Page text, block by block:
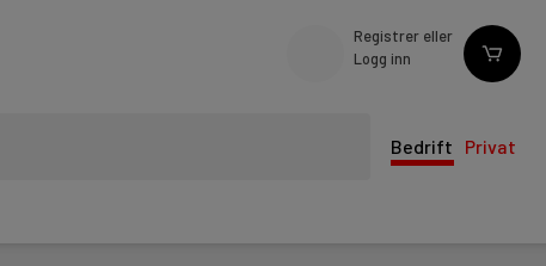
Registrer eller
Logg inn
Bedrift Privat